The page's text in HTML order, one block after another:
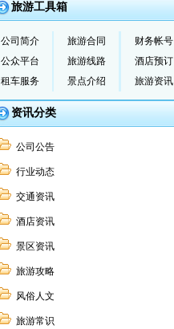
旅游工具箱
公司简介 旅游合同
财务帐号
公众平台
旅游线路
酒店预订
租车服务
景点介绍 旅游资讯
资讯分类
公司公告
行业动态
交通资讯
酒店资讯
景区资讯
旅游攻略
风俗人文
旅游常识